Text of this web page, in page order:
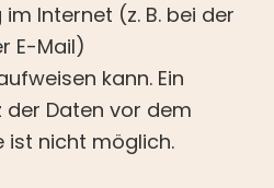
Internet (z. B. bei der
E-Mail)
kann. Ein
der Daten vor dem
ist nicht möglich.